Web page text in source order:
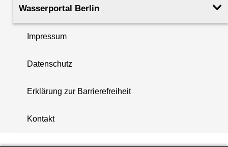
+
−
Wasserportal Berlin
Impressum
Datenschutz
Erklärung zur Barrierefreiheit
Kontakt